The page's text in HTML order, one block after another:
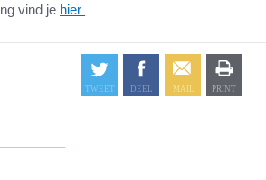
vind je hier